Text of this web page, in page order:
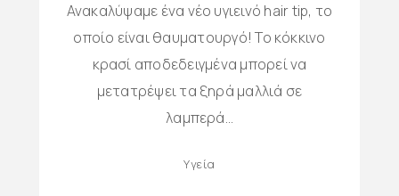
Ανακαλύψαμε ένα νέο υγιεινό hair tip, το
οποίο είναι θαυματουργό! Το κόκκινο
κρασί αποδεδειγμένα μπορεί να
μετατρέψει τα ξηρά μαλλιά σε
λαμπερά…
Υγεία